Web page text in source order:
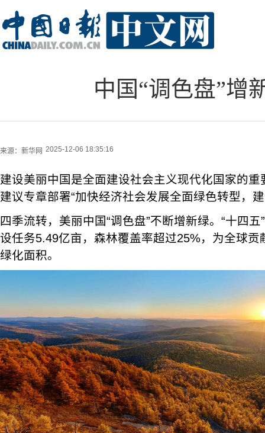
中国“调色盘”增
来源： 新华网 2025-12-06 18:35:16
建设美丽中国是全面建设社会主义现代化国家的重
建议专章部署“加快经济社会发展全面绿色转型，
四季流转，美丽中国“调色盘”不断增新绿。“十四
设任务5.49亿亩，森林覆盖率超过25%，为全球贡
绿化面积。